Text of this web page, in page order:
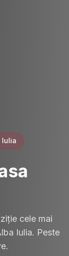
Iulia
cele mai
Iulia. Peste